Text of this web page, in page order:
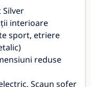
Silver
interioare
sport, etriere
reduse
Scaun șofer